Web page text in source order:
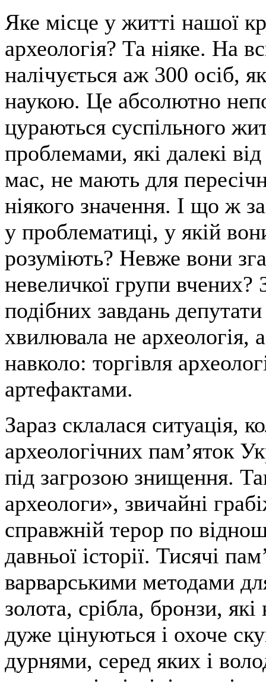
Яке місце у житті нашої
археологія? Та ніяке. На
налічується аж 300 осіб,
наукою. Це абсолютно
цураються суспільного
проблемами, які далекі
мас, не мають для
ніякого значення. І що ж
у проблематиці, у якій
розуміють? Невже вони
невеличкої групи
подібних завдань
хвилювала не археологія,
навколо: торгівля
артефактами.
Зараз склалася ситуація,
археологічних пам’яток
під загрозою знищення.
археологи», звичайні
справжній терор по
давньої історії. Тисячі
варварськими методами
золота, срібла, бронзи,
дуже цінуються і охоче
дурнями, серед яких і